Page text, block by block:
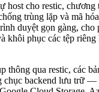
host cho restic,
trùng lặp và mã
duyệt gọn gàng, cho
khôi phục các tệp riêng
thông qua restic, các
chục backend lưu trữ